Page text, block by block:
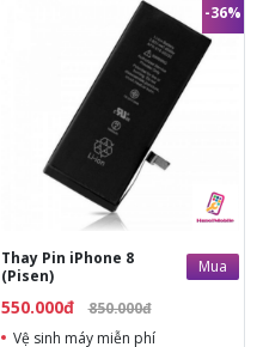
-36%
Thay Pin iPhone 8
(Pisen)
Mua
550.000đ 850.000đ
Vệ sinh máy miễn phí
850.000đ
Thời gian lấy máy 15 phút
Tư vấn giải đáp rõ ràng
Xem trực tiếp quá trình
thay pin
Tùy ý lựa chọn pin thay
Bảo hành 12 tháng
Giá trên đã bao gồm công
thợ, không phát sinh chi
phí khác